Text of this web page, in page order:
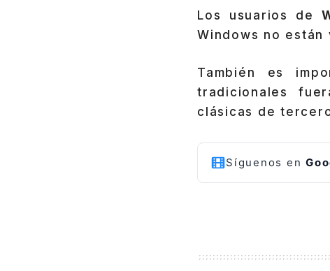
Los usuarios de
Windows no
También es
tradicionales
clásicas de
Síguenos en